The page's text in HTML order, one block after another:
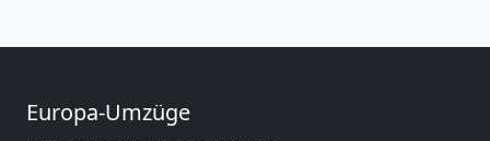
Europa-Umzüge